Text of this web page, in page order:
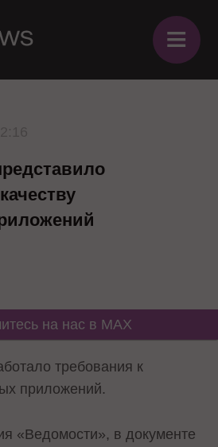
≡
на нас в MAX
требования к
приложений.
«Ведомости», в документе